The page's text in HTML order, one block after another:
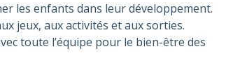
les enfants dans leur développement.
jeux, aux activités et aux sorties.
toute l’équipe pour le bien-être des